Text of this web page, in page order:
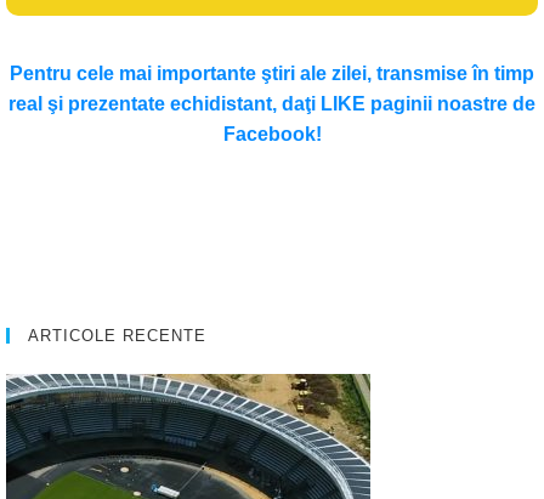
Pentru cele mai importante ştiri ale zilei, transmise în timp
real şi prezentate echidistant, daţi LIKE paginii noastre de
Facebook!
ARTICOLE RECENTE